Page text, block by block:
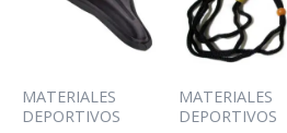
MATERIALES
DEPORTIVOS
MATERIALES
DEPORTIVOS